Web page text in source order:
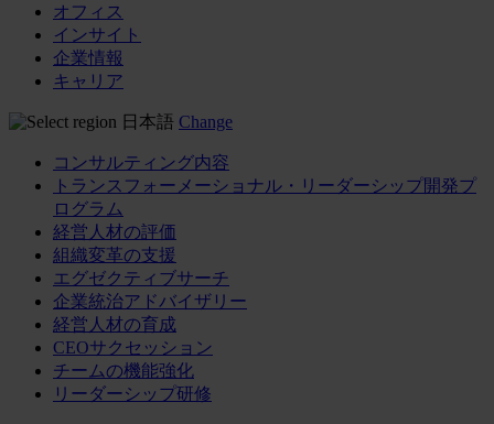
オフィス
インサイト
企業情報
キャリア
日本語 Change
コンサルティング内容
トランスフォーメーショナル・リーダーシップ開発プ
ログラム
経営人材の評価
組織変革の支援
エグゼクティブサーチ
企業統治アドバイザリー
経営人材の育成
CEOサクセッション
チームの機能強化
リーダーシップ研修